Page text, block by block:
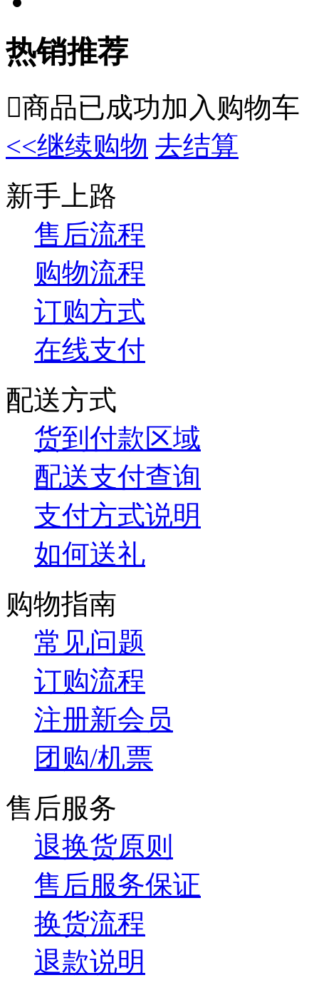
热销推荐
商品已成功加入购物车
<<继续购物 去结算
新手上路
售后流程
购物流程
订购方式
在线支付
配送方式
货到付款区域
配送支付查询
支付方式说明
如何送礼
购物指南
常见问题
订购流程
注册新会员
团购/机票
售后服务
退换货原则
售后服务保证
换货流程
退款说明